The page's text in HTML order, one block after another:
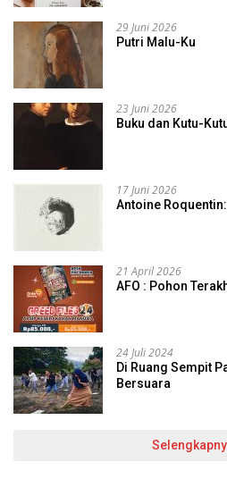
29 Juni 2026
Putri Malu-Ku
23 Juni 2026
Buku dan Kutu-
17 Juni 2026
Antoine
21 April 2026
AFO : Pohon
24 Juli 2024
Di Ruang Sempit
Bersuara